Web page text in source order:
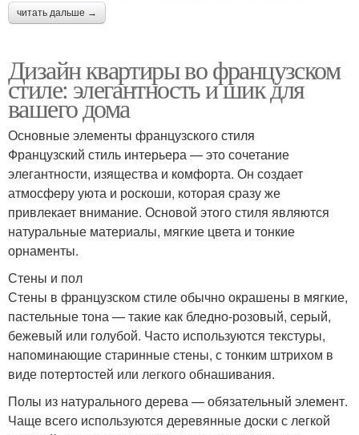
читать дальше →
Дизайн квартиры во французском
стиле: элегантность и шик для
вашего дома
Основные элементы французского стиля
Французский стиль интерьера — это сочетание
элегантности, изящества и комфорта. Он создает
атмосферу уюта и роскоши, которая сразу же
привлекает внимание. Основой этого стиля являются
натуральные материалы, мягкие цвета и тонкие
орнаменты.
Стены и пол
Стены в французском стиле обычно окрашены в мягкие,
пастельные тона — такие как бледно-розовый, серый,
бежевый или голубой. Часто используются текстуры,
напоминающие старинные стены, с тонким штрихом в
виде потертостей или легкого обнашивания.
Полы из натурального дерева — обязательный элемент.
Чаще всего используются деревянные доски с легкой